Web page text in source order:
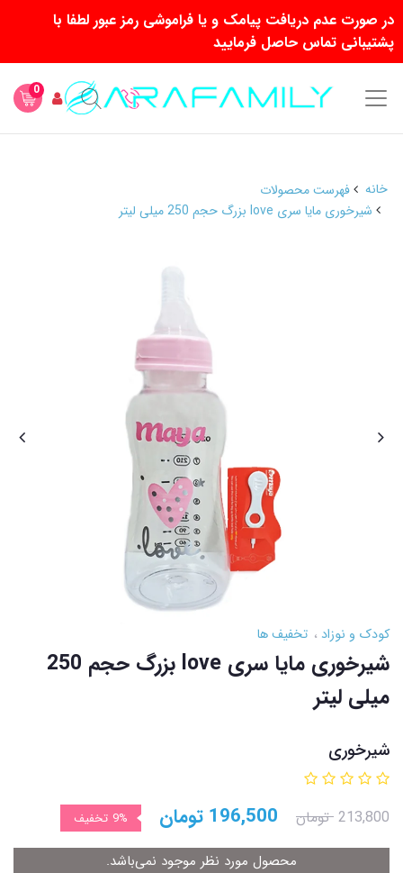
در صورت عدم دریافت پیامک و یا فراموشی رمز عبور لطفا با
پشتیبانی تماس حاصل فرمایید
0
خانه
فهرست محصولات
شیرخوری مایا سری love بزرگ حجم 250 میلی لیتر
کودک و نوزاد تخفیف ها
شیرخوری مایا سری love بزرگ حجم 250
میلی لیتر
شیرخوری
213,800 تومان 196,500 تومان 9% تخفیف
محصول مورد نظر موجود نمی‌باشد.